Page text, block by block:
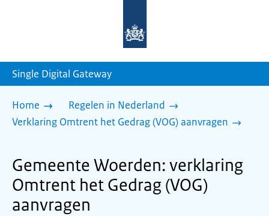
homepage
Single Digital Gateway
Home
Regelen in Nederland
Verklaring Omtrent het Gedrag (VOG) aanvragen
Gemeente Woerden: verklaring
Omtrent het Gedrag (VOG)
aanvragen